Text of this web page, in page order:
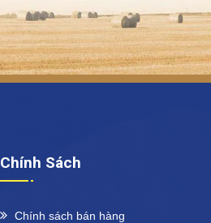
Chính Sách
Chính sách bán hàng